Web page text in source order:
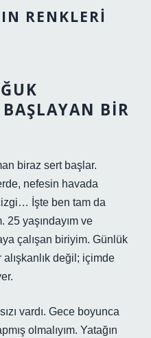
RENKLERI
BIR
biraz sert başlar.
nefesin havada
İşte ben tam da
25 yaşındayım ve
çalışan biriyim. Günlük
değil; içimde
vardı. Gece boyunca
olmalıyım. Yatağın